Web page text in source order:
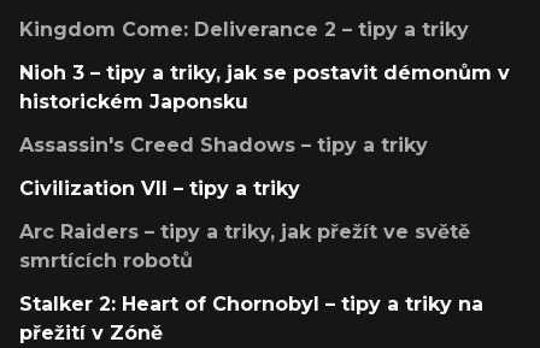
Kingdom Come: Deliverance 2 – tipy a triky
Nioh 3 – tipy a triky, jak se postavit démonům v
historickém Japonsku
Assassin's Creed Shadows – tipy a triky
Civilization VII – tipy a triky
Arc Raiders – tipy a triky, jak přežít ve světě
smrtících robotů
Stalker 2: Heart of Chornobyl – tipy a triky na
přežití v Zóně